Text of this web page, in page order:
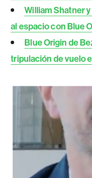
William Shatner
al espacio con Blue
Blue Origin de
tripulación de vuelo